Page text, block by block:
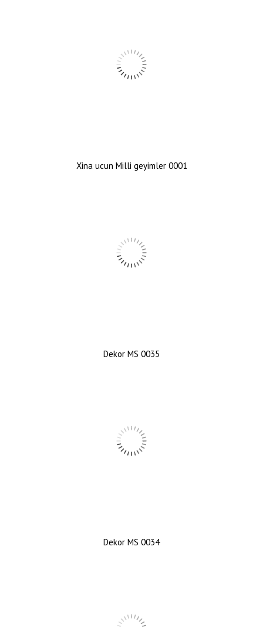
Xina ucun Milli geyimler 0001
Dekor MS 0035
Dekor MS 0034